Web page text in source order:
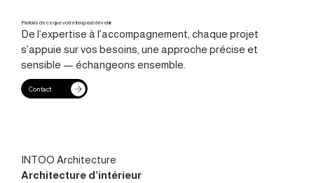
Parlons de ce que votre lieu peut devenir
De l’expertise à l’accompagnement, chaque projet
s’appuie sur vos besoins, une approche précise et
sensible — échangeons ensemble.
Contact
à Lyon ?
INTOO Architecture
Architecture d’intérieur